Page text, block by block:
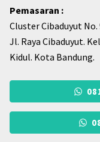
Pemasaran :
Cluster Cibaduyut No.
Jl. Raya Cibaduyut.
Kidul. Kota Bandung.